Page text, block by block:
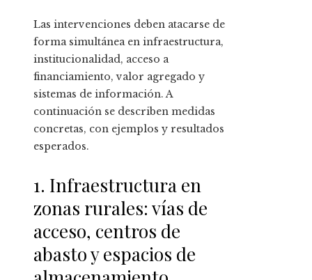
Las intervenciones deben atacarse de
forma simultánea en infraestructura,
institucionalidad, acceso a
financiamiento, valor agregado y
sistemas de información. A
continuación se describen medidas
concretas, con ejemplos y resultados
esperados.
1. Infraestructura en
zonas rurales: vías de
acceso, centros de
abasto y espacios de